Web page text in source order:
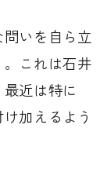
いを自ら立
これは石井
近は特に
加えるよう